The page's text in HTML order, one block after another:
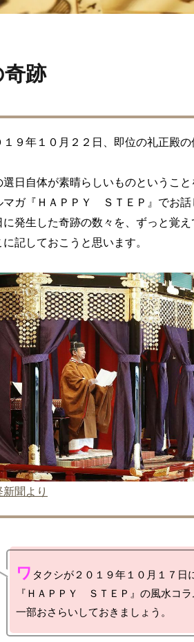
跡
１９年１０月２２日、即位の礼正殿の
選日自体が素晴らしいものということ
マガ『ＨＡＰＰＹ　ＳＴＥＰ』でお話
に発生した奇跡の数々を、ずっと覚
に記しておこうと思います。
新聞より
ワ タクシが２０１９年１０月１７日
『ＨＡＰＰＹ　ＳＴＥＰ』の風水コ